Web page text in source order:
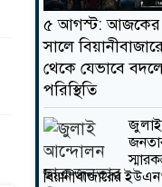
৫ আগস্ট: আজকের
সালে
থেকে যেভাবে
পরিস্থিতি
বিয়ানীবাজারের